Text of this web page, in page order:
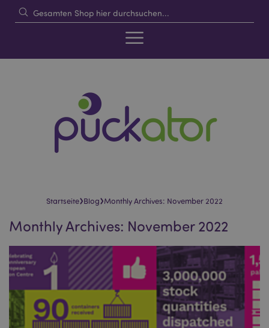
Startseite›Blog›Monthly Archives: November 2022
Monthly Archives: November 2022